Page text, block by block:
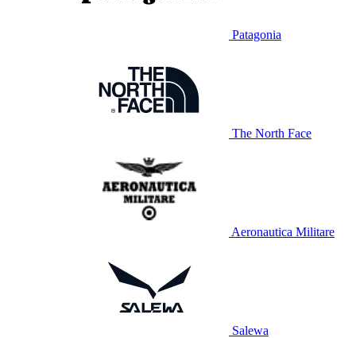
Patagonia
The North Face
Aeronautica Militare
Salewa